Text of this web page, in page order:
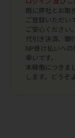
既に弊社とお取
ご登録いただい
ご安心ください。
代引き決済、銀
NP掛け払いへ
幸いです。
本稼働につきま
します。どうぞ